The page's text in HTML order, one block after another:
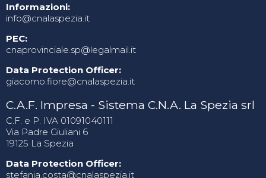
Informazioni:
info@cnalaspezia.it
PEC:
cnaprovinciale.sp@legalmail.it
Data Protection Officer:
giacomo.fiore@cnalaspezia.it
C.A.F. Impresa - Sistema C.N.A. La Spezia srl
C.F. e P. IVA 01091040111
Via Padre Giuliani 6
19125 La Spezia
Data Protection Officer:
stefania.costa@cnalaspezia.it